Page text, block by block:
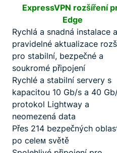
ExpressVPN rozšíření
Edge
Rychlá a snadná instalace a
pravidelné aktualizace
pro stabilní, bezpečné a
soukromé připojení
Rychlé a stabilní servery s
kapacitou 10 Gb/s a 40
protokol Lightway a
neomezená data
Přes 214 bezpečných
po celем světě